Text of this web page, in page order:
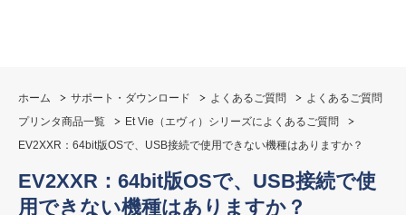
ホーム サポート・ダウンロード よくあるご質問
よくあるご質問
プリンタ商品一覧
Et Vie（エヴィ）シリーズによくあるご質問
EV2XXR：64bit版OSで、USB接続で使用できない機種はありますか？
EV2XXR：64bit版OSで、USB接続で使
用できない機種はありますか？